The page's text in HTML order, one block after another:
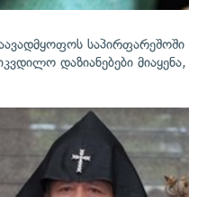
საპირფარეშოში
დაზიანებები მიაყენა,